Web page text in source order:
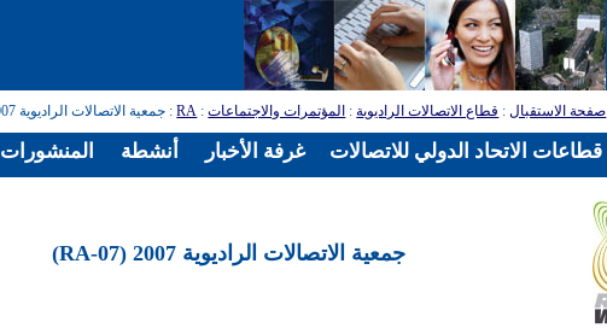
صفحة الاستقبال: قطاع الاتصالات الراديوية: المؤتمرات والاجتماعات:
RA: جمعية الاتصالات الراديوية 2007 (RA-07)
جمعية الاتصالات الراديوية 2007 (RA-07)
المنشورات أنشطة غرفة الأخبار قطاعات الاتحاد الدولي للاتصالات